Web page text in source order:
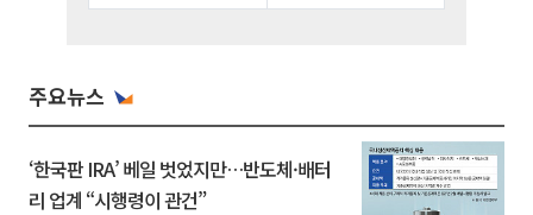
주요뉴스
‘한국판 IRA’ 베일 벗었지만…반도체·배터
리 업계 “시행령이 관건”